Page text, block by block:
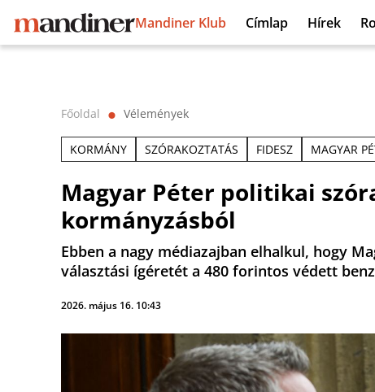
Mandiner Klub Címlap Hírek
Főoldal ⬤ Vélemények
KORMÁNY SZÓRAKOZTATÁS FIDESZ MAGYAR
Magyar Péter politikai
kormányzásból
Ebben a nagy médiazajban elhalkul, hogy
választási ígéretét a 480 forintos védett
2026. május 16. 10:43